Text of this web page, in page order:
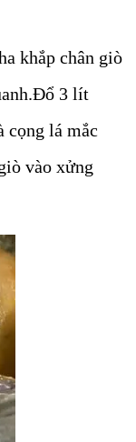
khắp chân giò
3 lít
cọng lá mắc
vào xửng